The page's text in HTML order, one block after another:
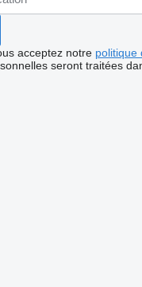
acceptez notre politique
seront traitées